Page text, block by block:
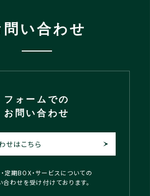
問い合わせ
フォームでの
お問い合わせ
せはこちら
定期BOX・サービスについての
合わせを受け付けております。